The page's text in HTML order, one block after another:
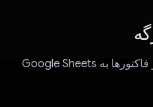
استخراج و سازماندهی داده ها از فاکتورها به Google Sheets